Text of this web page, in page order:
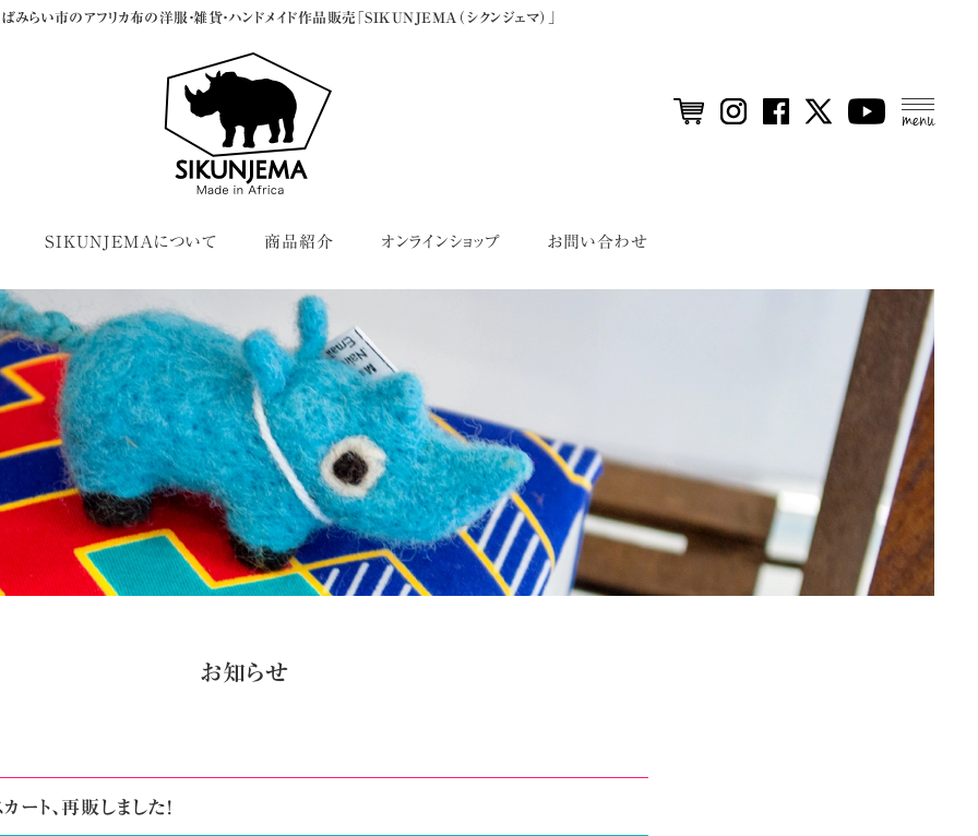
MEN
みらい市のアフリカ布の洋服・雑貨・ハンドメイド作品販売「SIKUNJEMA（シクンジェマ）」
SIKUNJEMAについて 商品紹介 オンラインショップ お問い合わせ
お知らせ
ート、再販しました!